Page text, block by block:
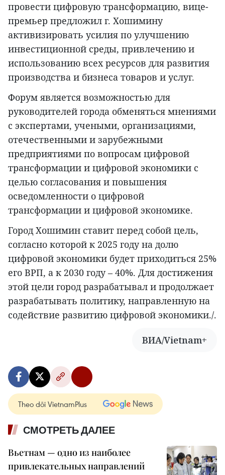
провести цифровую трансформацию, вице-
премьер предложил г. Хошимину
активизировать усилия по улучшению
инвестиционной среды, привлечению и
использованию всех ресурсов для развития
производства и бизнеса товаров и услуг.
Форум является возможностью для
руководителей города обменяться мнениями
с экспертами, учеными, организациями,
отечественными и зарубежными
предприятиями по вопросам цифровой
трансформации и цифровой экономики с
целью согласования и повышения
осведомленности о цифровой
трансформации и цифровой экономике.
Город Хошимин ставит перед собой цель,
согласно которой к 2025 году на долю
цифровой экономики будет приходиться 25%
его ВРП, а к 2030 году – 40%. Для достижения
этой цели город разрабатывал и продолжает
разрабатывать политику, направленную на
содействие развитию цифровой экономики./.
ВИА/Vietnam+
Theo dõi VietnamPlus
СМОТРЕТЬ ДАЛЕЕ
Вьетнам — одно из наиболее
привлекательных направлений